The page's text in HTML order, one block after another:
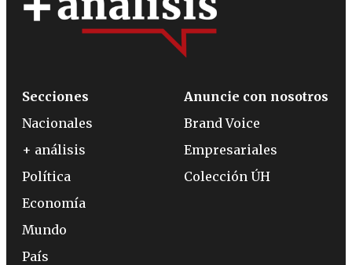
Secciones
Nacionales
+ análisis
Política
Economía
Mundo
País
Anuncie con nosotros
Brand Voice
Empresariales
Colección ÚH